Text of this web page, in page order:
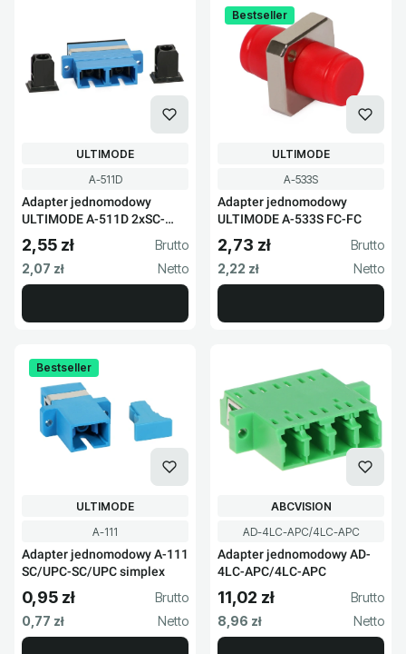
Kod produktu
A-511D
Adapter jednomodowy
ULTIMODE A-511D 2xSC-
2xSC
PRODUCENT
ULTIMODE
Cena brutto
2,55 zł
Cena netto
2,07 zł
Bestseller
Kod produktu
A-533S
Adapter jednomodowy
ULTIMODE A-533S FC-FC
PRODUCENT
ULTIMODE
Cena brutto
2,73 zł
Cena netto
2,22 zł
Bestseller
Kod produktu
A-111
Adapter jednomodowy A-111
SC/UPC-SC/UPC simplex
PRODUCENT
ULTIMODE
Cena brutto
0,95 zł
Cena netto
0,77 zł
Kod produktu
AD-4LC-APC/4LC-APC
Adapter jednomodowy AD-
4LC-APC/4LC-APC
PRODUCENT
ABCVISION
Cena brutto
11,02 zł
Cena netto
8,96 zł